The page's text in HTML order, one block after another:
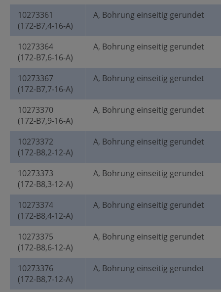
10273361
(172-B7,4-16-A)
A, Bohrung einseitig gerundet
10273364
(172-B7,6-16-A)
A, Bohrung einseitig gerundet
10273367
(172-B7,7-16-A)
A, Bohrung einseitig gerundet
10273370
(172-B7,9-16-A)
A, Bohrung einseitig gerundet
10273372
(172-B8,2-12-A)
A, Bohrung einseitig gerundet
10273373
(172-B8,3-12-A)
A, Bohrung einseitig gerundet
10273374
(172-B8,4-12-A)
A, Bohrung einseitig gerundet
10273375
(172-B8,6-12-A)
A, Bohrung einseitig gerundet
10273376
(172-B8,7-12-A)
A, Bohrung einseitig gerundet